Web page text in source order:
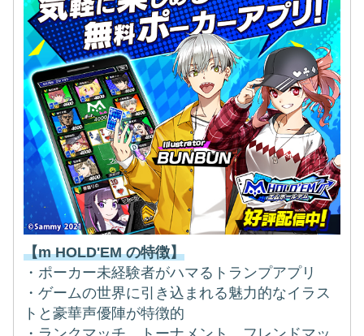
【m HOLD'EM の特徴】
・ポーカー未経験者がハマるトランプアプリ
・ゲームの世界に引き込まれる魅力的なイラス
トと豪華声優陣が特徴的